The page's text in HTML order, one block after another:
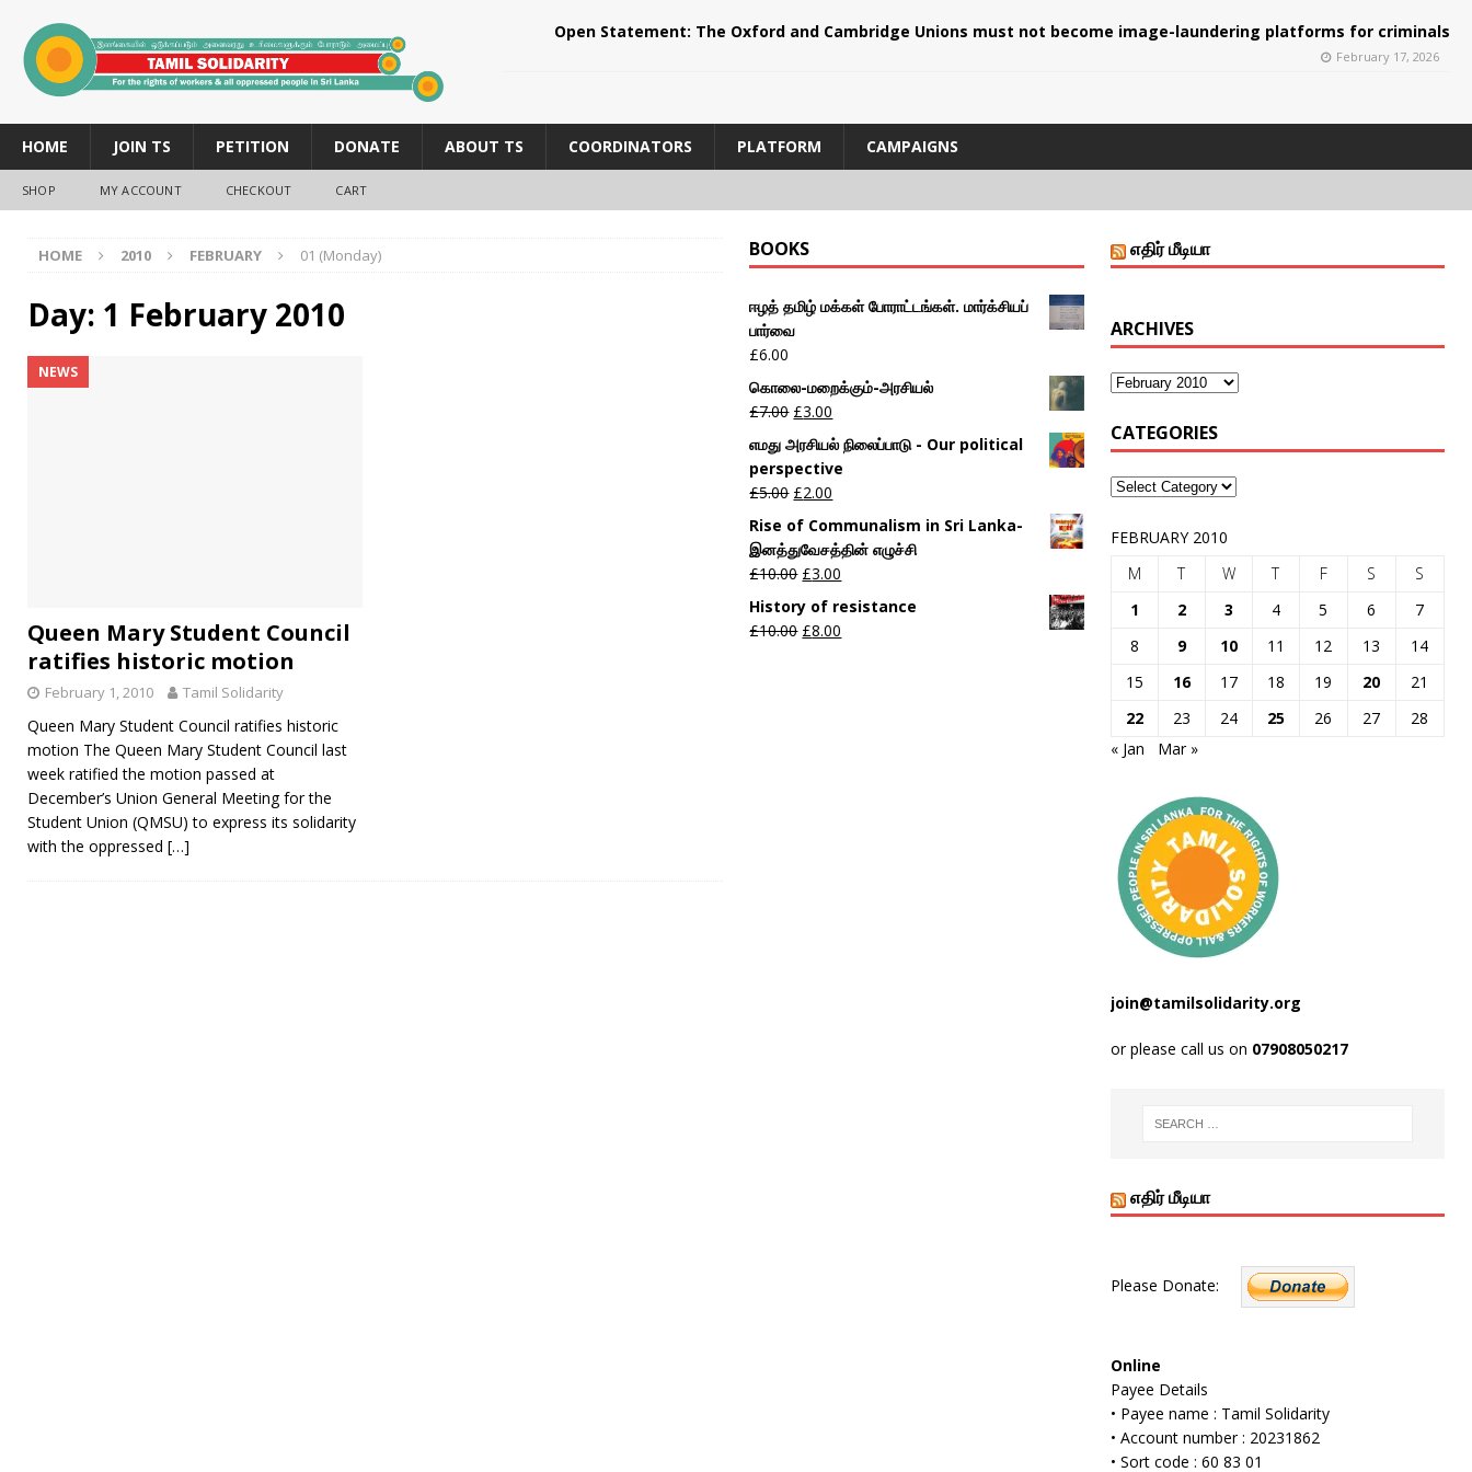
Open Statement: The Oxford and Cambridge Unions must not become image-laundering platforms for criminals
February 17, 2026
HOME JOIN TS PETITION DONATE ABOUT TS COORDINATORS PLATFORM CAMPAIGNS
SHOP MY ACCOUNT CHECKOUT CART
HOME 2010 FEBRUARY 01 (Monday)
Day: 1 February 2010
NEWS
Queen Mary Student Council
ratifies historic motion
February 1, 2010 Tamil Solidarity
Queen Mary Student Council ratifies historic
motion The Queen Mary Student Council last
week ratified the motion passed at
December’s Union General Meeting for the
Student Union (QMSU) to express its solidarity
with the oppressed […]
BOOKS
ஈழத் தமிழ் மக்கள் போராட்டங்கள். மார்க்சியப்
பார்வை
£6.00
கொலை-மறைக்கும்-அரசியல்
£7.00 £3.00
எமது அரசியல் நிலைப்பாடு - Our political
perspective
£5.00 £2.00
Rise of Communalism in Sri Lanka-
இனத்துவேசத்தின் எழுச்சி
£10.00 £3.00
History of resistance
£10.00 £8.00
எதிர் மீடியா
ARCHIVES
CATEGORIES
FEBRUARY 2010
M
T W T F S
S
1
2 3 4 5 6
7
8
9 10 11 12 13
14
15
16 17 18 19 20
21
22
23 24 25 26 27
28
« Jan
Mar »
join@tamilsolidarity.org
or please call us on 07908050217
எதிர் மீடியா
Please Donate:
Online
Payee Details
• Payee name : Tamil Solidarity
• Account number : 20231862
• Sort code : 60 83 01